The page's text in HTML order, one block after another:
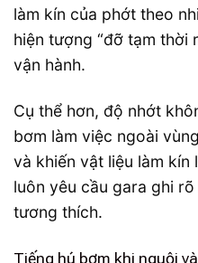
làm kín của phớt theo
hiện tượng “đỡ tạm thời
vận hành.
Cụ thể hơn, độ nhớt
bơm làm việc ngoài
và khiến vật liệu làm kín
luôn yêu cầu gara ghi
tương thích.
Tiếng hú bơm khi nguội